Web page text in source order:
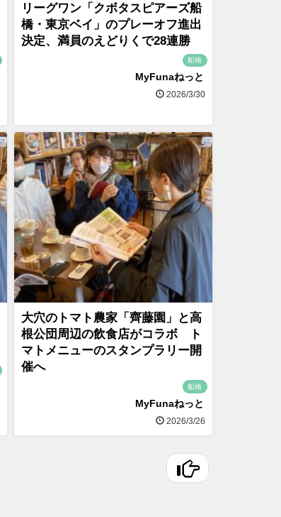
リーグワン「クボタスピアーズ船
橋・東京ベイ」のプレーオフ進出
決定、満員のえどりくで28連勝
船橋
MyFunaねっと
2026/3/30
大穴のトマト農家「齊藤園」と高
根公団周辺の飲食店がコラボ ト
マトメニューのスタンプラリー開
催へ
船橋
MyFunaねっと
2026/3/26